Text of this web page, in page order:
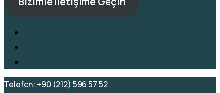
Telefon: +90 (212) 596 57 52